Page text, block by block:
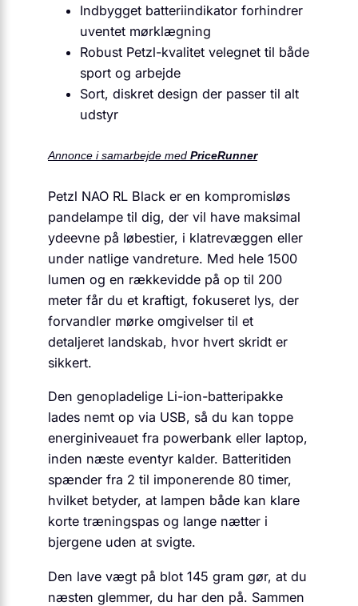
Indbygget batteriindikator forhindrer
uventet mørklægning
Robust Petzl-kvalitet velegnet til både
sport og arbejde
Sort, diskret design der passer til alt
udstyr
Annonce i samarbejde med PriceRunner
Petzl NAO RL Black er en kompromisløs
pandelampe til dig, der vil have maksimal
ydeevne på løbestier, i klatrevæggen eller
under natlige vandreture. Med hele 1500
lumen og en rækkevidde på op til 200
meter får du et kraftigt, fokuseret lys, der
forvandler mørke omgivelser til et
detaljeret landskab, hvor hvert skridt er
sikkert.
Den genopladelige Li-ion-batteripakke
lades nemt op via USB, så du kan toppe
energiniveauet fra powerbank eller laptop,
inden næste eventyr kalder. Batteritiden
spænder fra 2 til imponerende 80 timer,
hvilket betyder, at lampen både kan klare
korte træningspas og lange nætter i
bjergene uden at svigte.
Den lave vægt på blot 145 gram gør, at du
næsten glemmer, du har den på. Sammen